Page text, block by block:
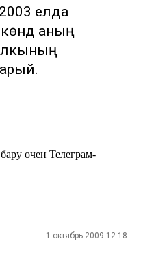
2003 елда
аның
өчен Телеграм-
1 октябрь 2009 12:18